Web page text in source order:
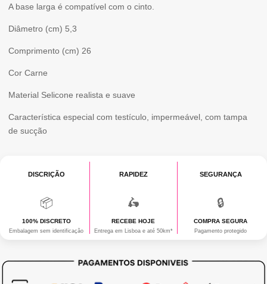
A base larga é compatível com o cinto.
Diâmetro (cm) 5,3
Comprimento (cm) 26
Cor Carne
Material Selicone realista e suave
Característica especial com testículo, impermeável, com tampa
de sucção
DISCRIÇÃO
📦
100% DISCRETO
Embalagem sem identificação
RAPIDEZ
🛵
RECEBE HOJE
Entrega em Lisboa e até 50km*
SEGURANÇA
🔒
COMPRA SEGURA
Pagamento protegido